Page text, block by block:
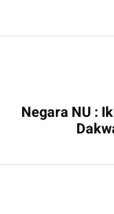
Negara NU :